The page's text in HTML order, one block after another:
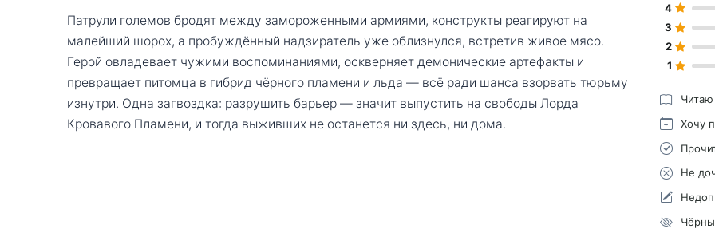
Патрули големов бродят между замороженными армиями, конструкты реагируют на
малейший шорох, а пробуждённый надзиратель уже облизнулся, встретив живое мясо.
Герой овладевает чужими воспоминаниями, оскверняет демонические артефакты и
превращает питомца в гибрид чёрного пламени и льда — всё ради шанса взорвать тюрьму
изнутри. Одна загвоздка: разрушить барьер — значит выпустить на свободы Лорда
Кровавого Пламени, и тогда выживших не останется ни здесь, ни дома.
4
3
2
1
Читаю
Хочу
Не